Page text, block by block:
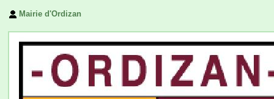
Mairie d'Ordizan